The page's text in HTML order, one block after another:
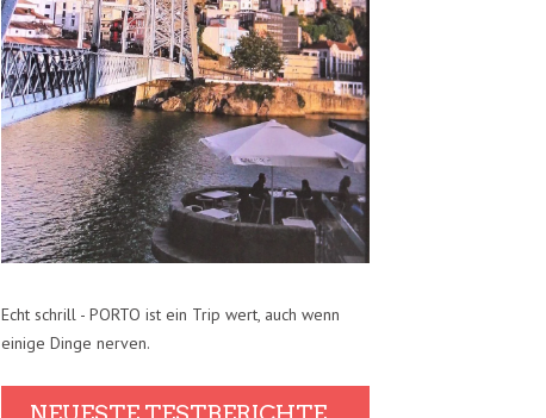
Echt schrill - PORTO ist ein Trip wert, auch wenn
einige Dinge nerven.